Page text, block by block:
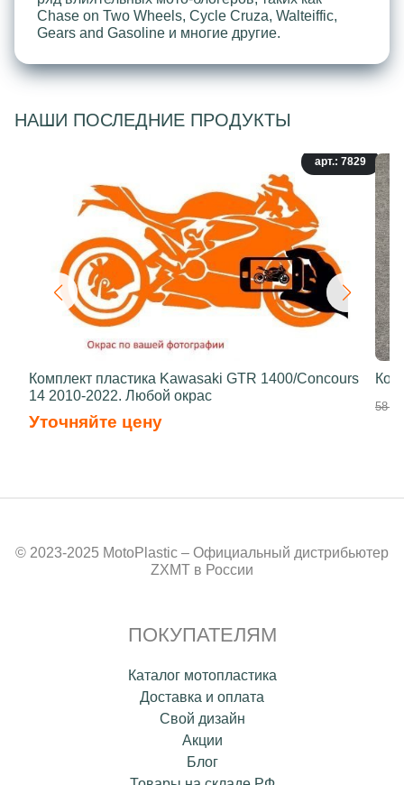
Chase on Two Wheels, Cycle Cruza, Walteiffic,
Gears and Gasoline и многие другие.
НАШИ ПОСЛЕДНИЕ ПРОДУКТЫ
арт.: 7829
Комплект пластика Kawasaki GTR 1400/Concours
14 2010-2022. Любой окрас
Уточняйте цену
58
© 2023-2025 MotoPlastic – Официальный дистрибьютер
ZXMT в России
ПОКУПАТЕЛЯМ
Каталог мотопластика
Доставка и оплата
Свой дизайн
Акции
Блог